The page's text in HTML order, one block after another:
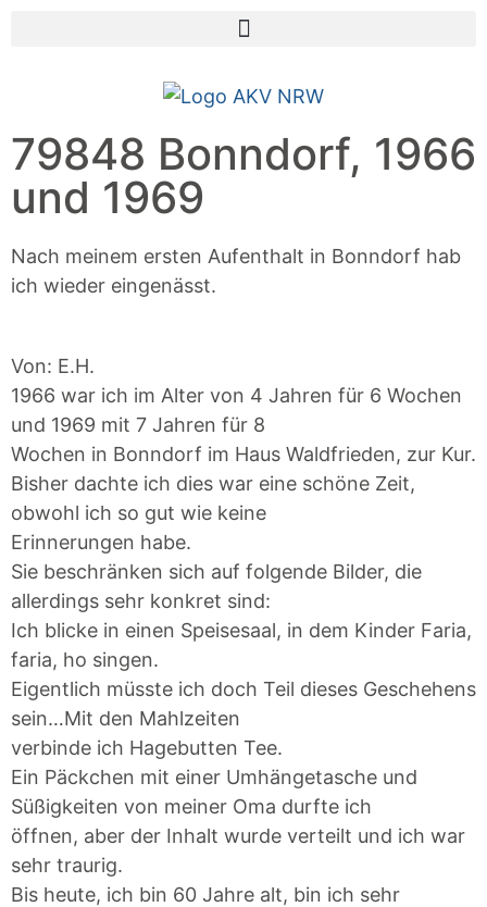
79848 Bonndorf, 1966
und 1969
Nach meinem ersten Aufenthalt in Bonndorf hab
ich wieder eingenässt.
Von: E.H.
1966 war ich im Alter von 4 Jahren für 6 Wochen
und 1969 mit 7 Jahren für 8
Wochen in Bonndorf im Haus Waldfrieden, zur Kur.
Bisher dachte ich dies war eine schöne Zeit,
obwohl ich so gut wie keine
Erinnerungen habe.
Sie beschränken sich auf folgende Bilder, die
allerdings sehr konkret sind:
Ich blicke in einen Speisesaal, in dem Kinder Faria,
faria, ho singen.
Eigentlich müsste ich doch Teil dieses Geschehens
sein…Mit den Mahlzeiten
verbinde ich Hagebutten Tee.
Ein Päckchen mit einer Umhängetasche und
Süßigkeiten von meiner Oma durfte ich
öffnen, aber der Inhalt wurde verteilt und ich war
sehr traurig.
Bis heute, ich bin 60 Jahre alt, bin ich sehr